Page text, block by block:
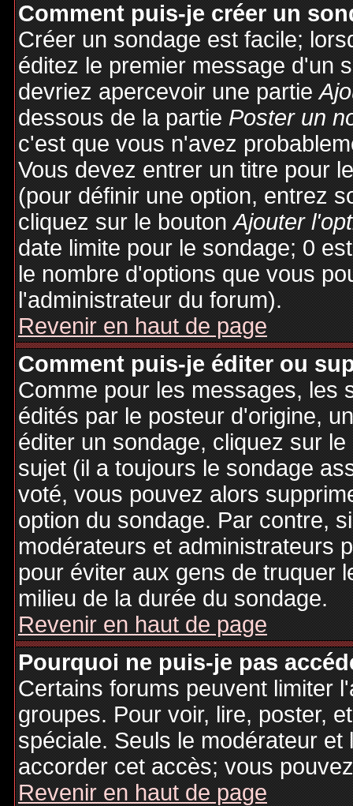
Comment puis-je créer un
Créer un sondage est facile;
éditez le premier message d'un
devriez apercevoir une partie
dessous de la partiePoster un
c'est que vous n'avez
Vous devez entrer un titre pour
(pour définir une option, entrez
cliquez sur le boutonAjouter
date limite pour le sondage; 0
le nombre d'options que vous
l'administrateur du forum).
Revenir en haut de page
Comment puis-je éditer ou
Comme pour les messages, les
édités par le posteur d'origine,
éditer un sondage, cliquez sur
sujet (il a toujours le sondage
voté, vous pouvez alors
option du sondage. Par contre,
modérateurs et administrateurs
pour éviter aux gens de truquer
milieu de la durée du sondage.
Revenir en haut de page
Pourquoi ne puis-je pas
Certains forums peuvent limiter
groupes. Pour voir, lire, poster,
spéciale. Seuls le modérateur
accorder cet accès; vous
Revenir en haut de page